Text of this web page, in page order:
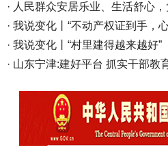
· 人民群众安居乐业、生活舒心
· 我说变化丨“不动产权证到手，
· 我说变化丨“村里建得越来越好”
· 山东宁津:建好平台 抓实干部教